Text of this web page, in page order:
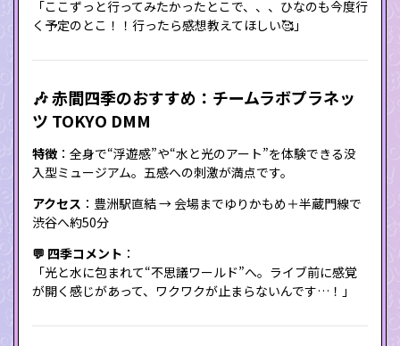
「ここずっと行ってみたかったとこで、、、ひなのも今度行
く予定のとこ！！行ったら感想教えてほしい🥰」
🎶 赤間四季のおすすめ：チームラボプラネッ
ツ TOKYO DMM
特徴 ：全身で“浮遊感”や“水と光のアート”を体験できる没
入型ミュージアム。五感への刺激が満点です。
アクセス ：豊洲駅直結 → 会場までゆりかもめ＋半蔵門線で
渋谷へ約50分
💬 四季コメント ：
「光と水に包まれて“不思議ワールド”へ。ライブ前に感覚
が開く感じがあって、ワクワクが止まらないんです…！」